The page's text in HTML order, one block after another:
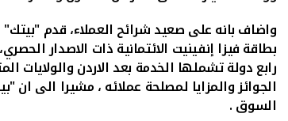
واضاف بانه على صعيد شرائح العملاء، قدم
بطاقة فيزا إنفينيت الائتمانية ذات الاصدار
رابع دولة تشملها الخدمة بعد الاردن والولايات
الجوائز والمزايا لمصلحة عملائه ، مشيرا الى
السوق .